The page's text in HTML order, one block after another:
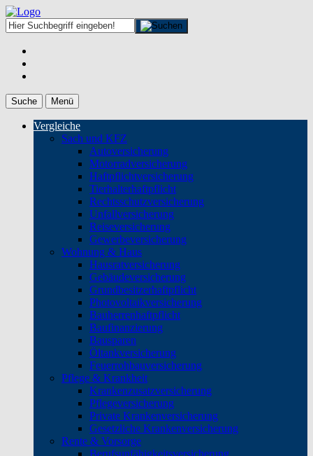
Suche Menü
Vergleiche
Sach und KFZ
Autoversicherung
Motorradversicherung
Haftpflichtversicherung
Tierhalterhaftpflicht
Rechtsschutzversicherung
Unfallversicherung
Reiseversicherung
Gewerbeversicherung
Wohnung & Haus
Hausratversicherung
Gebäudeversicherung
Grundbesitzerhaftpflicht
Photovoltaikversicherung
Bauherrenhaftpflicht
Baufinanzierung
Bausparen
Öltankversicherung
Feuerrohbauversicherung
Pflege & Krankheit
Krankenzusatzversicherung
Pflegeversicherung
Private Krankenversicherung
Gesetzliche Krankenversicherung
Rente & Vorsorge
Berufs­unfähigkeitsversicherung